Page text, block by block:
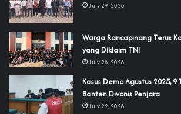
July 29, 2026
‎Warga Rancapinang Terus
yang Diklaim TNI‎‎
July 28, 2026
‎Kasus Demo Agustus 2025,
Banten Divonis Penjara
July 22, 2026